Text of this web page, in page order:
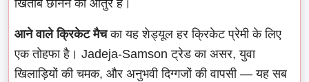
खिताब छीनने को आतुर हैं।
आने वाले क्रिकेट मैचका यह शेड्यूल हर क्रिकेट प्रेमी के लिए
एक तोहफा है। Jadeja-Samson ट्रेड का असर, युवा
खिलाड़ियों की चमक, और अनुभवी दिग्गजों की वापसी — यह सब